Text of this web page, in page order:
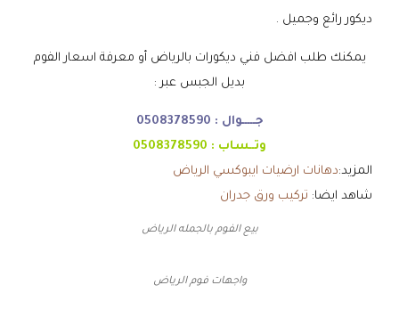
ديكور رائع وجميل .
يمكنك طلب افضل فني ديكورات بالرياض أو معرفة اسعار الفوم
بديل الجبس عبر :
جـــــوال : 0508378590
وتــساب : 0508378590
المزيد:دهانات ارضيات ايبوكسي الرياض
شاهد ايضا: تركيب ورق جدران
بيع الفوم بالجمله الرياض
واجهات فوم الرياض